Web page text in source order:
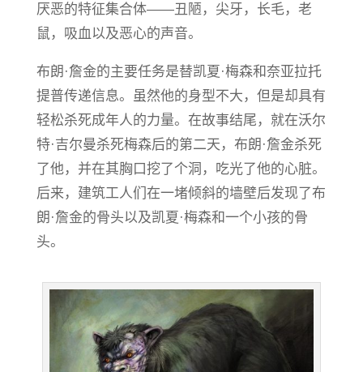
厌恶的特征集合体——丑陋，尖牙，长毛，老
鼠，吸血以及恶心的声音。
布朗·詹金的主要任务是替凯夏·梅森和奈亚拉托
提普传递信息。虽然他的身型不大，但是却具有
轻松杀死成年人的力量。在故事结尾，就在沃尔
特·吉尔曼杀死梅森后的第二天，布朗·詹金杀死
了他，并在其胸口挖了个洞，吃光了他的心脏。
后来，建筑工人们在一堵倾斜的墙壁后发现了布
朗·詹金的骨头以及凯夏·梅森和一个小孩的骨
头。